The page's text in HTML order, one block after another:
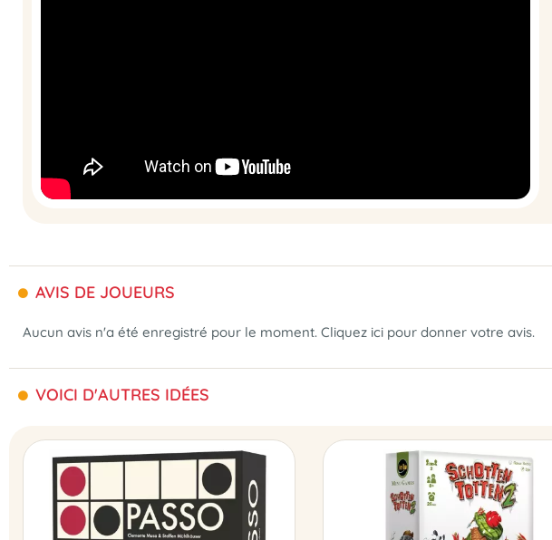
AVIS DE JOUEURS
Aucun avis n'a été enregistré pour le moment. Cliquez ici pour donner votre avis.
VOICI D'AUTRES IDÉES